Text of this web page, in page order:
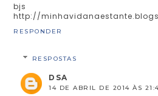
bjs
http://
RESPONDER
RESPOSTAS
DSA
14 DE ABRIL DE 2014 ÀS